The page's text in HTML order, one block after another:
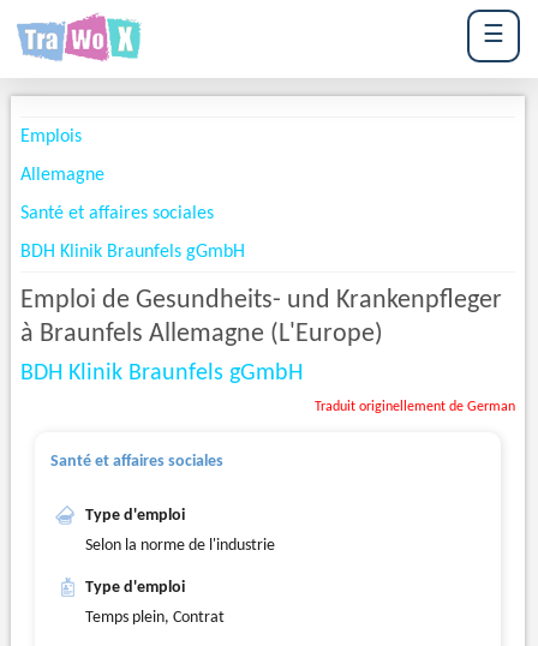
☰
Emplois
Allemagne
Santé et affaires sociales
BDH Klinik Braunfels gGmbH
Emploi de Gesundheits- und Krankenpfleger
à Braunfels Allemagne (L'Europe)
BDH Klinik Braunfels gGmbH
Traduit originellement de German
Santé et affaires sociales
Type d'emploi
Selon la norme de l'industrie
Type d'emploi
Temps plein, Contrat